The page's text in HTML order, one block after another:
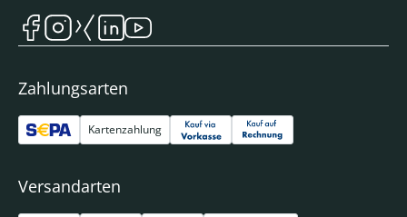
Zahlungsarten
Kartenzahlung
Versandarten